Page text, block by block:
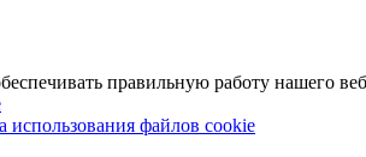
правильную работу нашего
использования файлов cookie